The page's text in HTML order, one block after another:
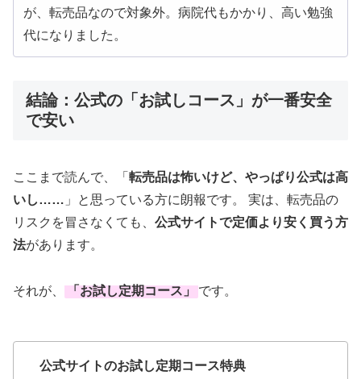
が、転売品なので対象外。病院代もかかり、高い勉強
代になりました。
結論：公式の「お試しコース」が一番安全
で安い
ここまで読んで、「 転売品は怖いけど、やっぱり公式は高
いし…… 」と思っている方に朗報です。 実は、転売品の
リスクを冒さなくても、 公式サイトで定価より安く買う方
法があります。
それが、 「 お試し定期コース 」 です。
公式サイトのお試し定期コース特典